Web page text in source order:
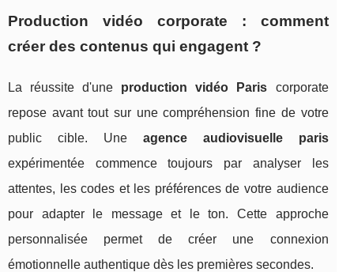
Production vidéo corporate : comment
créer des contenus qui engagent ?
La réussite d'une production vidéo Paris corporate
repose avant tout sur une compréhension fine de votre
public cible. Une agence audiovisuelle paris
expérimentée commence toujours par analyser les
attentes, les codes et les préférences de votre audience
pour adapter le message et le ton. Cette approche
personnalisée permet de créer une connexion
émotionnelle authentique dès les premières secondes.